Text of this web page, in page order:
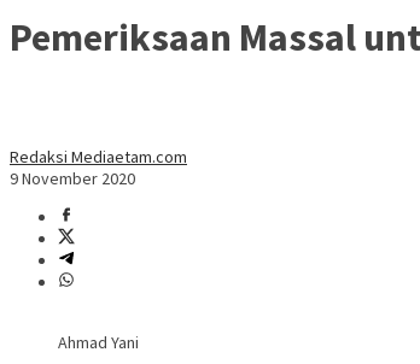
Pemeriksaan Massal
Redaksi Mediaetam.com
9 November 2020
Ahmad Yani